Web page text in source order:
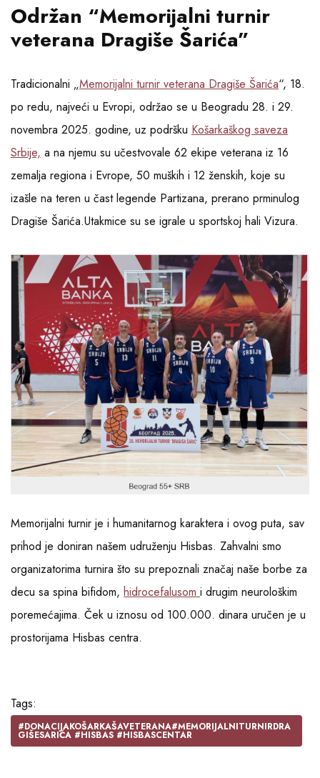
Održan “Memorijalni turnir
veterana Dragiše Šarića”
Tradicionalni „Memorijalni turnir veterana Dragiše Šarića“, 18.
po redu, najveći u Evropi, održao se u Beogradu 28. i 29.
novembra 2025. godine, uz podršku Košarkaškog saveza
Srbije, a na njemu su učestvovale 62 ekipe veterana iz 16
zemalja regiona i Evrope, 50 muških i 12 ženskih, koje su
izašle na teren u čast legende Partizana, prerano prminulog
Dragiše Šarića.Utakmice su se igrale u sportskoj hali Vizura.
Memorijalni turnir je i humanitarnog karaktera i ovog puta, sav
prihod je doniran našem udruženju Hisbas. Zahvalni smo
organizatorima turnira što su prepoznali značaj naše borbe za
decu sa spina bifidom, hidrocefalusom i drugim neurološkim
poremećajima. Ček u iznosu od 100.000. dinara uručen je u
prostorijama Hisbas centra.
Tags:
#DONACIJAKOŠARKAŠAVETERANA#MEMORIJALNITURNIRDRA
GIŠESARIĆA #HISBAS #HISBASCENTAR